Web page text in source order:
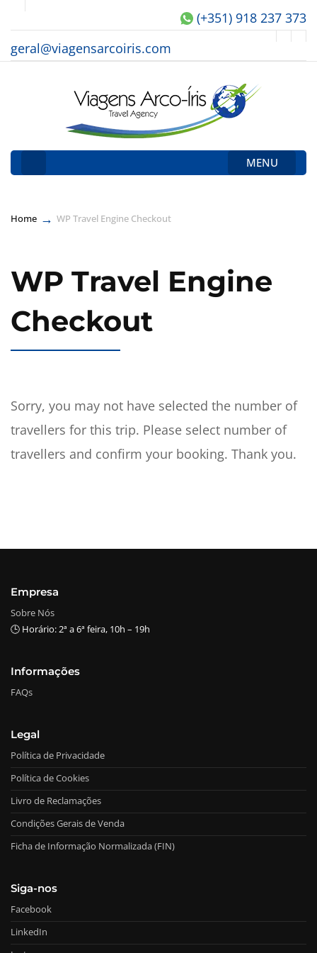
(+351) 918 237 373
geral@viagensarcoiris.com
MENU
Home → WP Travel Engine Checkout
WP Travel Engine
Checkout
Sorry, you may not have selected the number of
travellers for this trip. Please select number of
travellers and confirm your booking. Thank you.
Empresa
Sobre Nós
🕒 Horário: 2ª a 6ª feira, 10h – 19h
Informações
FAQs
Legal
Política de Privacidade
Política de Cookies
Livro de Reclamações
Condições Gerais de Venda
Ficha de Informação Normalizada (FIN)
Siga-nos
Facebook
LinkedIn